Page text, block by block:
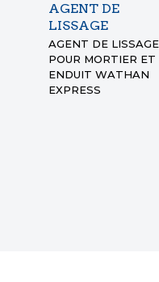
AGENT DE
LISSAGE
AGENT DE LISSAGE
POUR MORTIER ET
ENDUIT WATHAN
EXPRESS